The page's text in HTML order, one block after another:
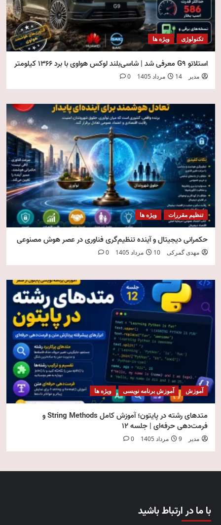
تکنولوژی ویژه ها
استلاتو G9 معرفی شد | شاسی‌بلند لوکس هواوی با برد ۱۳۶۶ کیلومتر
مدیر 14 مرداد 1405 0
تنظیم مقررات ویژه ها
حکمرانی دیجیتال و آینده تنظیم‌گری فناوری در عصر هوش مصنوعی
مهدی گمرکی 10 مرداد 1405 0
آموزش آموزش برنامه نویسی ویژه ها
متدهای رشته در پایتون؛ آموزش کامل String Methods و
فرمت‌دهی حرفه‌ای | جلسه ۱۲
مدیر 9 مرداد 1405 0
با ما در ارتباط باشید